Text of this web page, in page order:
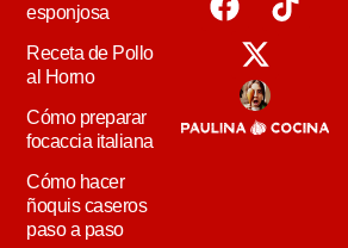
esponjosa
Receta de Pollo
al Horno
Cómo preparar
focaccia italiana
Cómo hacer
ñoquis caseros
paso a paso